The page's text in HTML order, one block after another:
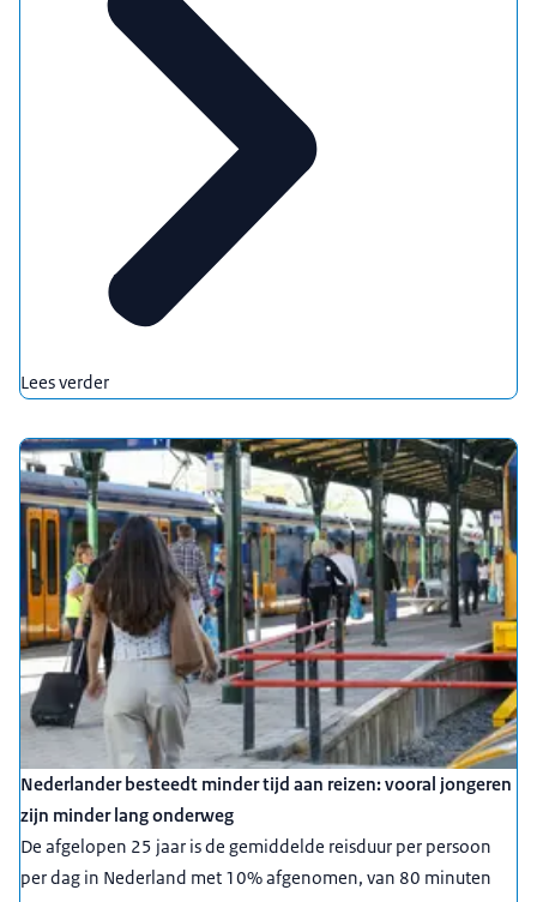
Lees verder
Nederlander besteedt minder tijd aan reizen: vooral jongeren
zijn minder lang onderweg
De afgelopen 25 jaar is de gemiddelde reisduur per persoon
per dag in Nederland met 10% afgenomen, van 80 minuten